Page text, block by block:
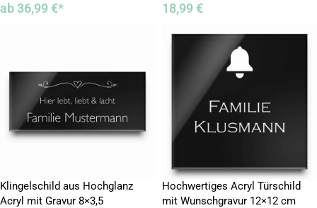
ab36,99 €* 18,99 €
Klingelschild aus Hochglanz
Acryl mit Gravur 8×3,5
Hochwertiges Acryl Türschild
mit Wunschgravur 12×12 cm